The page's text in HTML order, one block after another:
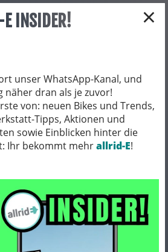
×
INSIDER!
unser WhatsApp-Kanal, und
näher dran als je zuvor!
von: neuen Bikes und Trends,
Tipps, Aktionen und
sowie Einblicken hinter die
Ihr bekommt mehrallrid-E!
Ihr es im
E zu tun